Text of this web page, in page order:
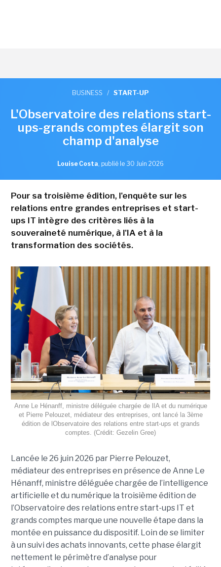
BUSINESS / START-UP
L'Observatoire des relations start-
ups-grands comptes élargit son
champ d'analyse
Louise Costa, publié le 30 Juin 2026
Pour sa troisième édition, l'enquête sur les
relations entre grandes entreprises et start-
ups IT intègre des critères liés à la
souveraineté numérique, à l'IA et à la
transformation des sociétés.
Anne Le Hénanff, ministre déléguée chargée de lIA et du numérique
et Pierre Pelouzet, médiateur des entreprises, ont lancé la 3ème
édition de lObservatoire des relations entre start-ups et grands
comptes. (Crédit: Gezelin Gree)
Lancée le 26 juin 2026 par Pierre Pelouzet,
médiateur des entreprises en présence de Anne Le
Hénanff, ministre déléguée chargée de l’intelligence
artificielle et du numérique la troisième édition de
l’Observatoire des relations entre start-ups IT et
grands comptes marque une nouvelle étape dans la
montée en puissance du dispositif. Loin de se limiter
à un suivi des achats innovants, cette phase élargit
nettement le périmètre d’analyse pour